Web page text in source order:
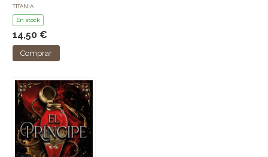
TITANIA
En stock
14,50 €
Comprar